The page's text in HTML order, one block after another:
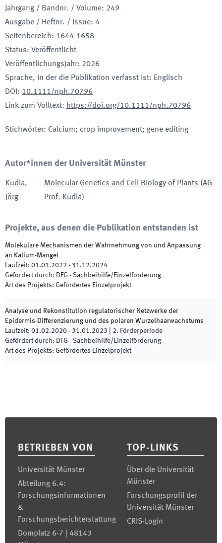
Jahrgang / Bandnr. / Volume: 249
Ausgabe / Heftnr. / Issue: 4
Seitenbereich: 1644-1658
Status: Veröffentlicht
Veröffentlichungsjahr: 2026
Sprache, in der die Publikation verfasst ist: Englisch
DOI : 10.1111/nph.70796
Link zum Volltext: https://doi.org/10.1111/nph.70796
Stichwörter: Calcium; crop improvement; gene editing
Autor*innen der Universität Münster
Kudla,
Jörg
Molecular Genetics and Cell Biology of Plants (AG
Prof. Kudla)
Projekte, aus denen die Publikation entstanden ist
Molekulare Mechanismen der Wahrnehmung von und Anpassung
an Kalium-Mangel
Laufzeit: 01.01.2022 - 31.12.2024
Gefördert durch: DFG - Sachbeihilfe/Einzelförderung
Art des Projekts: Gefördertes Einzelprojekt
Analyse und Rekonstitution regulatorischer Netzwerke der
Epidermis-Differenzierung und des polaren Wurzelhaarwachstums
Laufzeit: 01.02.2020 - 31.01.2023 2. Förderperiode
Gefördert durch: DFG - Sachbeihilfe/Einzelförderung
Art des Projekts: Gefördertes Einzelprojekt
BETRIEBEN VON
Universität Münster
Abteilung 6.4:
Forschungsinformationen
&
Forschungsberichterstattung
Domplatz 6-7 | 48143
TOP-LINKS
Über die Universität
Münster
Forschungsprofil der
Universität Münster
CRIS-Login